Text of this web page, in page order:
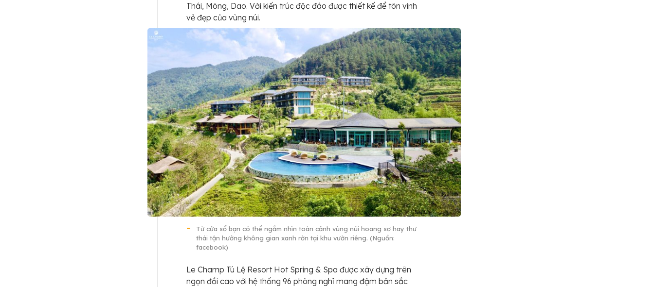
Thái, Mông, Dao. Với kiến trúc độc đáo được thiết kế để tôn vinh
vẻ đẹp của vùng núi.
Từ cửa sổ bạn có thể ngắm nhìn toàn cảnh vùng núi hoang sơ hay thư
thái tận hưởng không gian xanh rờn tại khu vườn riêng. (Nguồn:
facebook)
Le Champ Tú Lệ Resort Hot Spring & Spa được xây dựng trên
ngọn đồi cao với hệ thống 96 phòng nghỉ mang đậm bản sắc